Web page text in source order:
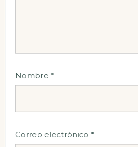
Nombre*
Correo electrónico *